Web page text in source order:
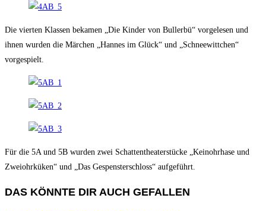
Die vierten Klassen bekamen „Die Kinder von Bullerbü“ vorgelesen und
ihnen wurden die Märchen „Hannes im Glück“ und „Schneewittchen“
vorgespielt.
Für die 5A und 5B wurden zwei Schattentheaterstücke „Keinohrhase und
Zweiohrküken“ und „Das Gespensterschloss“ aufgeführt.
DAS KÖNNTE DIR AUCH GEFALLEN